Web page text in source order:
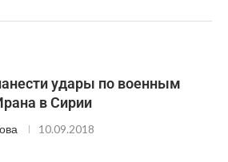
удары по военным
в Сирии
10.09.2018